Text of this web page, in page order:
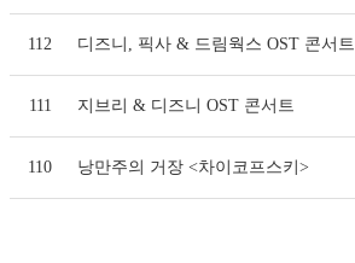
112 디즈니, 픽사 & 드림웍스 OST 콘서트
111 지브리 & 디즈니 OST 콘서트
110 낭만주의 거장 <차이코프스키>